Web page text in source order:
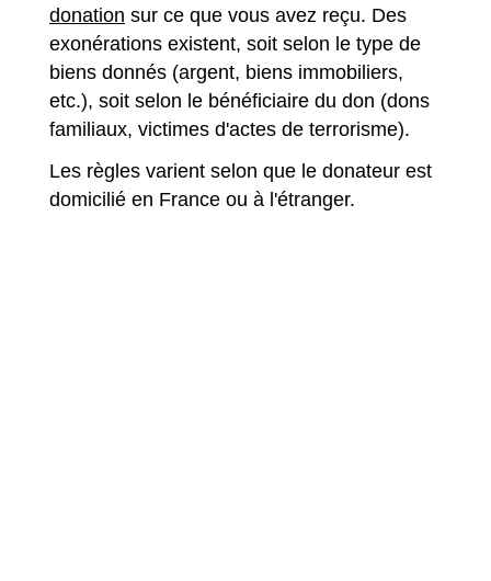
donation sur ce que vous avez reçu. Des
exonérations existent, soit selon le type de
biens donnés (argent, biens immobiliers,
etc.), soit selon le bénéficiaire du don (dons
familiaux, victimes d'actes de terrorisme).
Les règles varient selon que le donateur est
domicilié en France ou à l'étranger.